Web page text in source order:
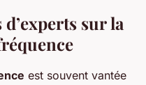
sur la
est souvent vantée